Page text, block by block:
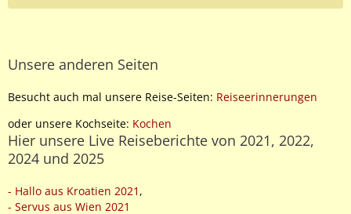
Unsere anderen Seiten
Besucht auch mal unsere Reise-Seiten: Reiseerinnerungen
oder unsere Kochseite: Kochen
Hier unsere Live Reiseberichte von 2021, 2022,
2024 und 2025
- Hallo aus Kroatien 2021 ,
- Servus aus Wien 2021